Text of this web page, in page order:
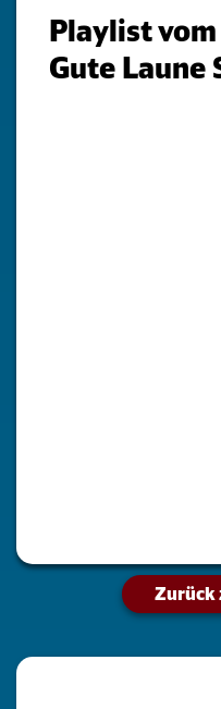
Playlist
Gute Laune
Zurück